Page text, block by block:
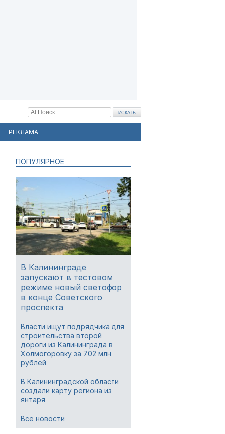
РЕКЛАМА
ПОПУЛЯРНОЕ
В Калининграде
запускают в тестовом
режиме новый светофор
в конце Советского
проспекта
Власти ищут подрядчика для
строительства второй
дороги из Калининграда в
Холмогоровку за 702 млн
рублей
В Калининградской области
создали карту региона из
янтаря
Все новости